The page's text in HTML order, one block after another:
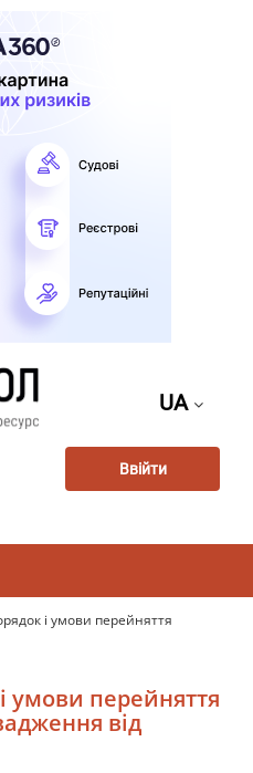
UA
Ввійти
і умови перейняття
умови перейняття
від